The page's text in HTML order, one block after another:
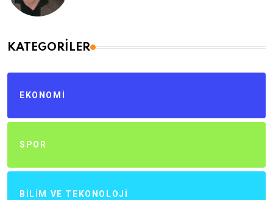
KATEGORILER
EKONOMI
SPOR
BILIM VE TEKONOLOJI